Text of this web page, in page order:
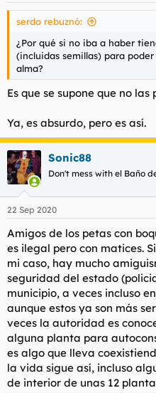
serdo rebuznó:
¿Por qué si no iba a haber
(incluidas semillas) para
alma?
Es que se supone que no las
Ya, es absurdo, pero es así.
Sonic88
Don't mess with el Baño
22 Sep 2020
Amigos de los petas con
es ilegal pero con matices.
mi caso, hay mucho
seguridad del estado
municipio, a veces incluso
aunque estos ya son más
veces la autoridad es
alguna planta para
es algo que lleva
la vida sigue así, incluso
de interior de unas 12